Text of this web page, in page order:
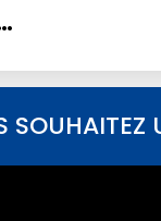
SOUHAITEZ